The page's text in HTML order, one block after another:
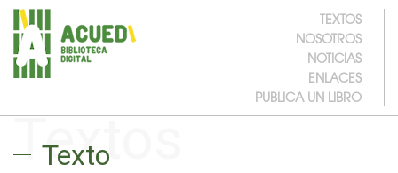
TEXTOS
NOSOTROS
NOTICIAS
ENLACES
PUBLICA UN LIBRO
Textos
Texto